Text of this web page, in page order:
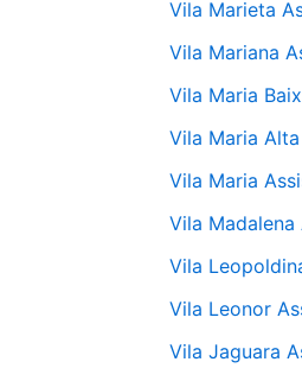
Vila Marieta
Vila Mariana
Vila Maria
Vila Maria
Vila Maria
Vila Madalena
Vila
Vila Leonor
Vila Jaguara